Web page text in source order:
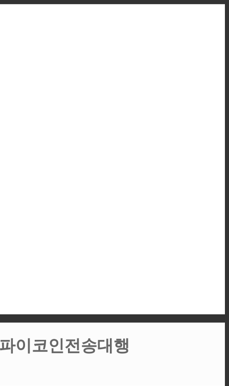
이코인전송대행